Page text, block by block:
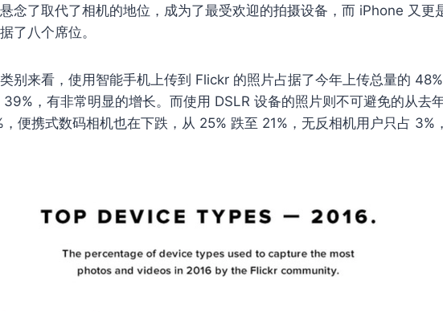
念了取代了相机的地位，成为了最受欢迎的拍摄设备，而 iPhone 又更
了八个席位。
别来看，使用智能手机上传到 Flickr 的照片占据了今年上传总量的
，有非常明显的增长。而使用 DSLR 设备的照片则不可避免的从去
便携式数码相机也在下跌，从 25% 跌至 21%，无反相机用户只占 3%